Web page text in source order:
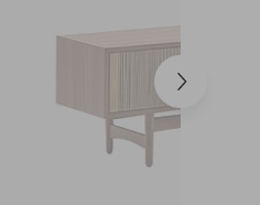
Neste
produkt